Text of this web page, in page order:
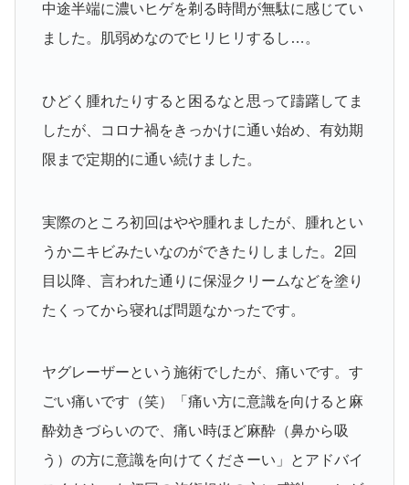
中途半端に濃いヒゲを剃る時間が無駄に感じてい
ました。肌弱めなのでヒリヒリするし…。
ひどく腫れたりすると困るなと思って躊躇してま
したが、コロナ禍をきっかけに通い始め、有効期
限まで定期的に通い続けました。
実際のところ初回はやや腫れましたが、腫れとい
うかニキビみたいなのができたりしました。2回
目以降、言われた通りに保湿クリームなどを塗り
たくってから寝れば問題なかったです。
ヤグレーザーという施術でしたが、痛いです。す
ごい痛いです（笑）「痛い方に意識を向けると麻
酔効きづらいので、痛い時ほど麻酔（鼻から吸
う）の方に意識を向けてくださーい」とアドバイ